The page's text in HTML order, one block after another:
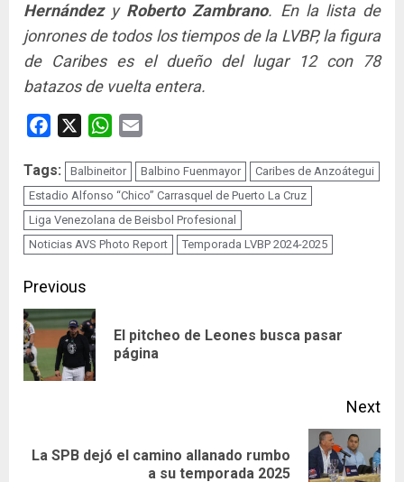
Hernándezy Roberto Zambrano. En la lista de
jonrones de todos los tiempos de la LVBP, la figura
de Caribes es el dueño del lugar 12 con 78
batazos de vuelta entera.
Facebook WhatsApp
Tags: Balbineitor Balbino Fuenmayor
Caribes de Anzoátegui
Estadio Alfonso “Chico” Carrasquel de Puerto La Cruz
Liga Venezolana de Beisbol Profesional
Noticias AVS Photo Report
Temporada LVBP 2024-2025
Continue
Reading
Previous
El pitcheo de Leones busca pasar
página
Next
Next
La SPB dejó el camino allanado rumbo
a su temporada 2025